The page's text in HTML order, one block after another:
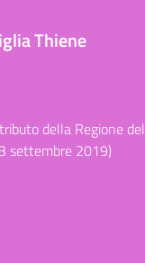
Thiene
della Regione del
settembre 2019)